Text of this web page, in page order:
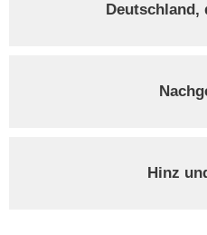
Deutschland,
Hinz